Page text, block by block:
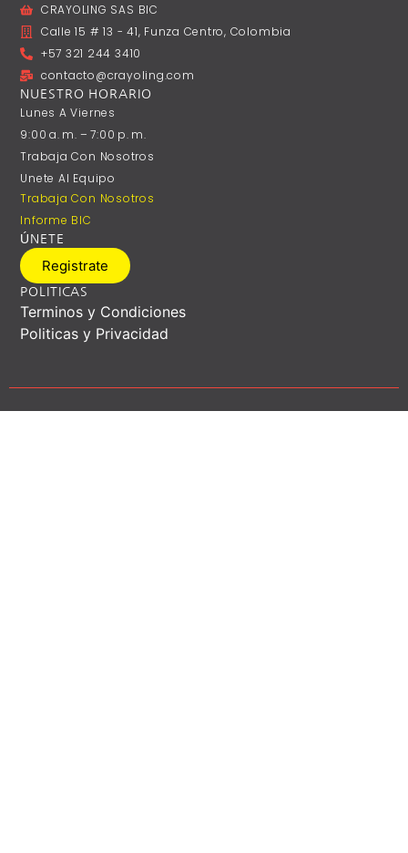
CRAYOLING SAS BIC
Calle 15 # 13 - 41, Funza Centro, Colombia
+57 321 244 3410
contacto@crayoling.com
NUESTRO HORARIO
Lunes A ‎Viernes
9:00 A. M. – 7:00 P. M.
Trabaja Con Nosotros
Unete Al Equipo
Trabaja Con Nosotros
Informe BIC
ÚNETE
Registrate
POLITICAS
Terminos y Condiciones
Politicas y Privacidad